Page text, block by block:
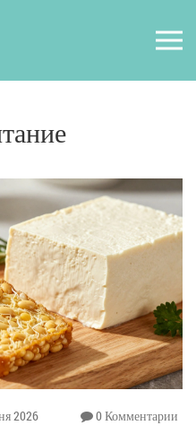
2026 0 Комментарии